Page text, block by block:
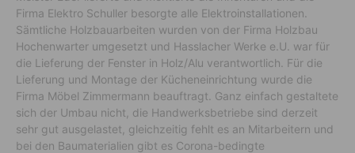
Firma Elektro Schuller besorgte alle Elektroinstallationen.
Sämtliche Holzbauarbeiten wurden von der Firma Holzbau
Hochenwarter umgesetzt und Hasslacher Werke e.U. war für
die Lieferung der Fenster in Holz/Alu verantwortlich. Für die
Lieferung und Montage der Kücheneinrichtung wurde die
Firma Möbel Zimmermann beauftragt. Ganz einfach gestaltete
sich der Umbau nicht, die Handwerksbetriebe sind derzeit
sehr gut ausgelastet, gleichzeitig fehlt es an Mitarbeitern und
bei den Baumaterialien gibt es Corona-bedingte